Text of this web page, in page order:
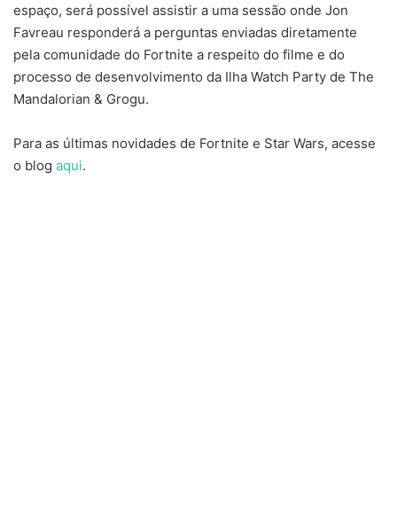
espaço, será possível assistir a uma sessão onde Jon
Favreau responderá a perguntas enviadas diretamente
pela comunidade do Fortnite a respeito do filme e do
processo de desenvolvimento da Ilha Watch Party de The
Mandalorian & Grogu.
Para as últimas novidades de Fortnite e Star Wars, acesse
o blog aqui.